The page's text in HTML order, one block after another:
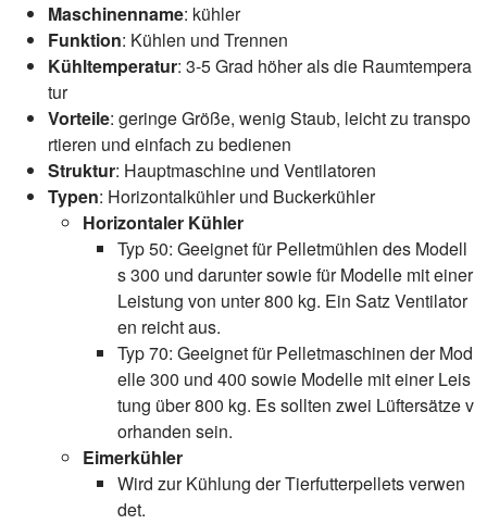
Maschinenname: kühler
Funktion: Kühlen und Trennen
Kühltemperatur: 3-5 Grad höher als die Raumtempera
tur
Vorteile: geringe Größe, wenig Staub, leicht zu transpo
rtieren und einfach zu bedienen
Struktur: Hauptmaschine und Ventilatoren
Typen: Horizontalkühler und Buckerkühler
Horizontaler Kühler
Typ 50: Geeignet für Pelletmühlen des Modell
s 300 und darunter sowie für Modelle mit einer
Leistung von unter 800 kg. Ein Satz Ventilator
en reicht aus.
Typ 70: Geeignet für Pelletmaschinen der Mod
elle 300 und 400 sowie Modelle mit einer Leis
tung über 800 kg. Es sollten zwei Lüftersätze v
orhanden sein.
Eimerkühler
Wird zur Kühlung der Tierfutterpellets verwen
det.